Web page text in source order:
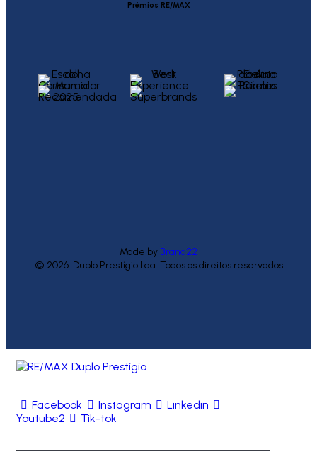
Prémios RE/MAX
Made by Brand22
© 2026. Duplo Prestígio Lda. Todos os direitos reservados
Facebook Instagram
Linkedin
Youtube2
Tik-tok